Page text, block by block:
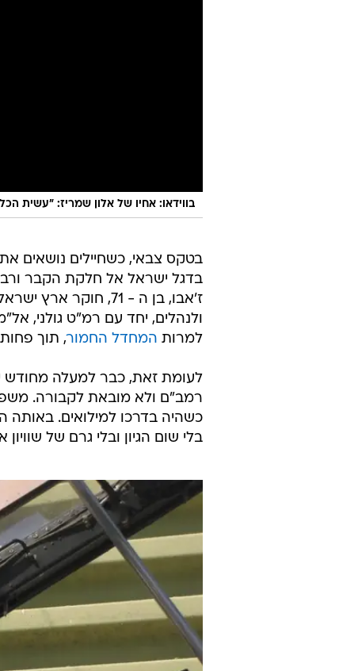
בווידאו: אחיו של אלון שמריז: "עשית
בטקס צבאי, כשחיילים נושאים
בדגל ישראל אל חלקת הקבר ורב
ז'אבו, בן ה - 71,
למרות המחדל החמור, תוך
לעומת זאת, כבר למעלה מחודש
רמב"ם ולא מובאת לקבורה.
כשהיה בדרכו למילואים. באותה
בלי שום הגיון ובלי גרם של